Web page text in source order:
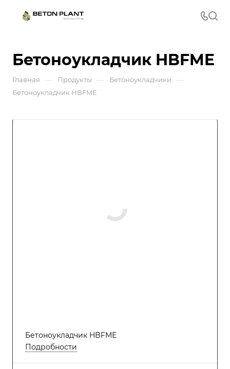
Бетоноукладчик HBFME
Главная — Продукты — Бетоноукладчики —
Бетоноукладчик HBFME
Бетоноукладчик HBFME
Подробности